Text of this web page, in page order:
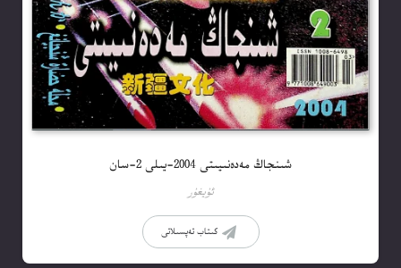
شىنجاڭ مەدەنىيىتى 2004-يىلى 2-سان
ئۇيغۇر
كىتاب تەپسىلاتى